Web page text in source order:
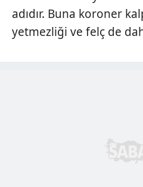
adıdır. Buna koroner
yetmezliği ve felç de